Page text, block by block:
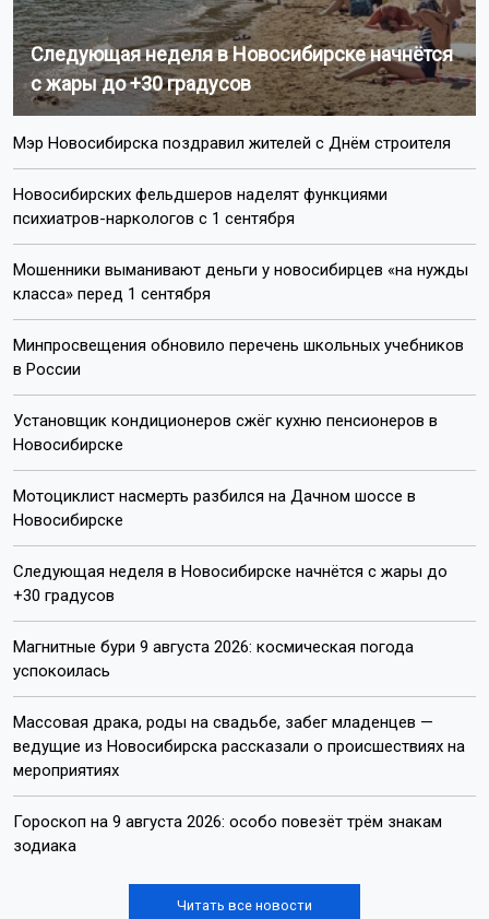
Новосибирской области.
Поделиться новостью:
Автор: Екатерина Шамина
Читать все
публикации автора
пожар происшествия Новосибирск
Главная
ДТП 9 августа 2026 - 07:40
Мотоциклист насмерть разбился
на Дачном шоссе в Новосибирске
Смертельное ДТП произошло 8 августа в 21:55 в
Заельцовском районе. Байкер вылетел на встречную
полосу и столкнулся с автомобилем. Об этом сообщили
Фото: Госавтоинспекция Новосибирска
36-летний водитель мотоцикла «Хонда Х4» двигался по
Дачному шоссе в сторону 1-го Мочищенского шоссе.
По предварительным данным, он выехал на встречную
полосу и столкнулся с автомобилем «Тойота Приус», за
рулём которого находился 51-летний мужчина.
В результате аварии мотоциклист получил травмы,
несовместимые с жизнью.